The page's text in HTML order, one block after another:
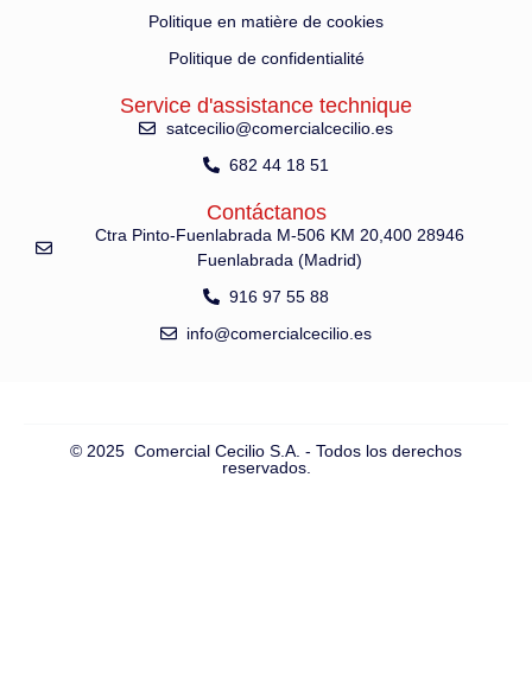
Politique en matière de cookies
Politique de confidentialité
Service d'assistance technique
satcecilio@comercialcecilio.es
682 44 18 51
Contáctanos
Ctra Pinto-Fuenlabrada M-506 KM 20,400 28946
Fuenlabrada (Madrid)
916 97 55 88
info@comercialcecilio.es
© 2025 Comercial Cecilio S.A. - Todos los derechos
reservados.